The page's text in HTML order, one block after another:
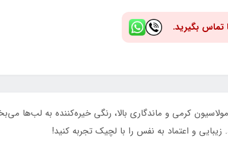
تماس بگیرید.
رژ لب با فرمولاسیون کرمی و ماندگاری بالا، رنگی خیره‌کننده به
و اعتماد به نفس را با لچیک تجربه کنید!